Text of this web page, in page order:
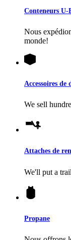
Conteneurs U-
Nous
monde!
Accessoires de
We sell
Attaches de
We'll put a
Propane